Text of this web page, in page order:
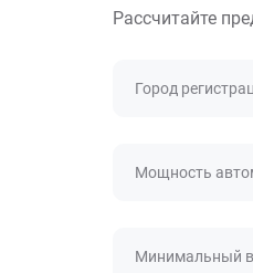
Рассчитайте
Город
Мощность
Минимальный